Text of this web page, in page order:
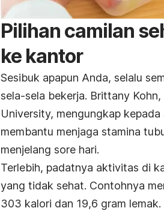
Pilihan camilan
ke kantor
Sesibuk apapun Anda, selalu
sela-sela bekerja. Brittany
University, mengungkap kepada
membantu menjaga stamina
menjelang sore hari.
Terlebih, padatnya aktivitas di
yang tidak sehat. Contohnya
303 kalori dan 19,6 gram lemak.